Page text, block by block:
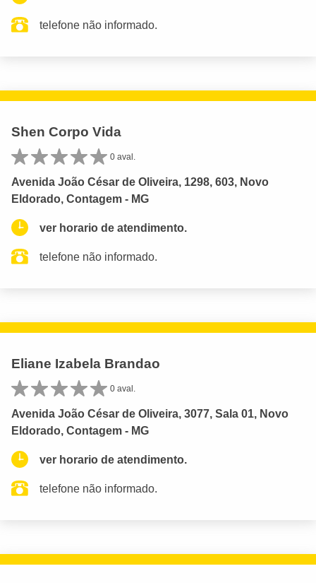
telefone não informado.
Shen Corpo Vida
0 aval.
Avenida João César de Oliveira, 1298, 603, Novo
Eldorado, Contagem - MG
ver horario de atendimento.
telefone não informado.
Eliane Izabela Brandao
0 aval.
Avenida João César de Oliveira, 3077, Sala 01, Novo
Eldorado, Contagem - MG
ver horario de atendimento.
telefone não informado.